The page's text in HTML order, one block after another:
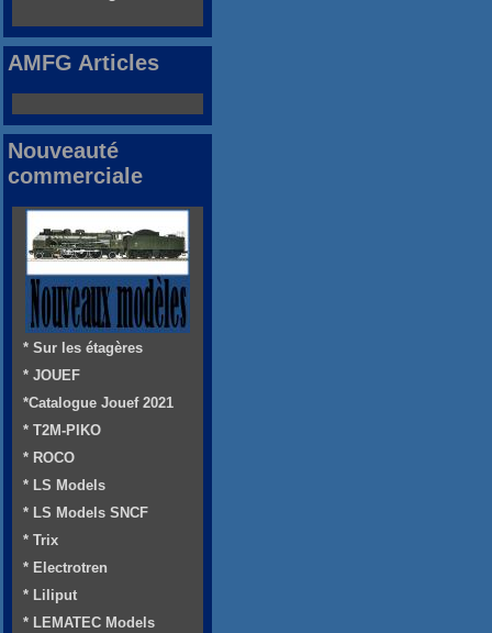
AMFG Articles
Nouveauté
commerciale
* Sur les étagères
* JOUEF
*Catalogue Jouef 2021
* T2M-PIKO
* ROCO
* LS Models
* LS Models SNCF
* Trix
* Electrotren
* Liliput
* LEMATEC Models